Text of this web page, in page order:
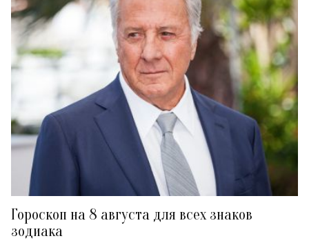
Гороскоп на 8 августа для всех знаков
зодиака